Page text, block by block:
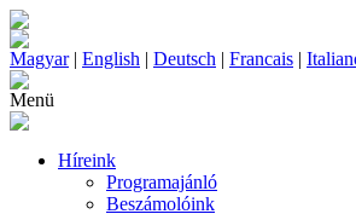
Magyar| English | Deutsch | Francais |
Menü
Híreink
Programajánló
Beszámolóink